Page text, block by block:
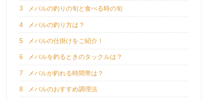
3 メバルの釣りの旬と食べる時の旬
4 メバルの釣り方は？
5 メバルの仕掛けをご紹介！
6 メバルを釣るときのタックルは？
7 メバルが釣れる時間帯は？
8 メバルのおすすめ調理法